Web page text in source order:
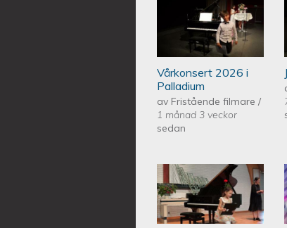
Piano Marly
PALLADIUM
Vårkonsert 2026 i
Palladium
av Fristående filmare/
1 månad 3 veckor
sedan
Piano Marly